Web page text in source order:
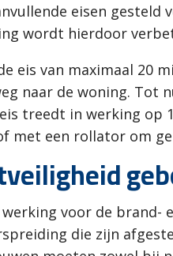
eisen
wordt hierdoor
eis van maximaal 20
naar de woning. Tot
treedt in werking
met een rollator om
voor de
die zijn